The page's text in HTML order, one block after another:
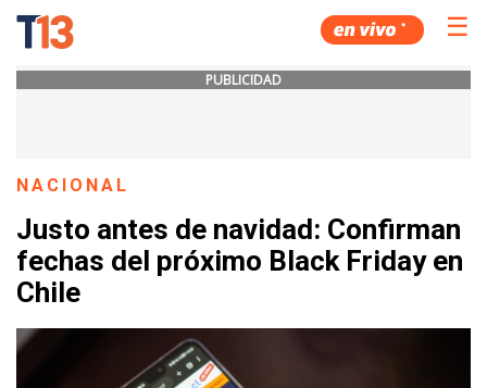
☰
PUBLICIDAD
NACIONAL
Justo antes de navidad: Confirman
fechas del próximo Black Friday en
Chile